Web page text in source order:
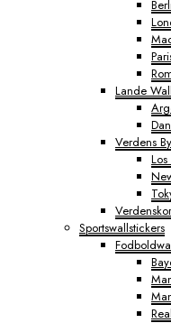
Lande
Verdens
Sportswallstickers